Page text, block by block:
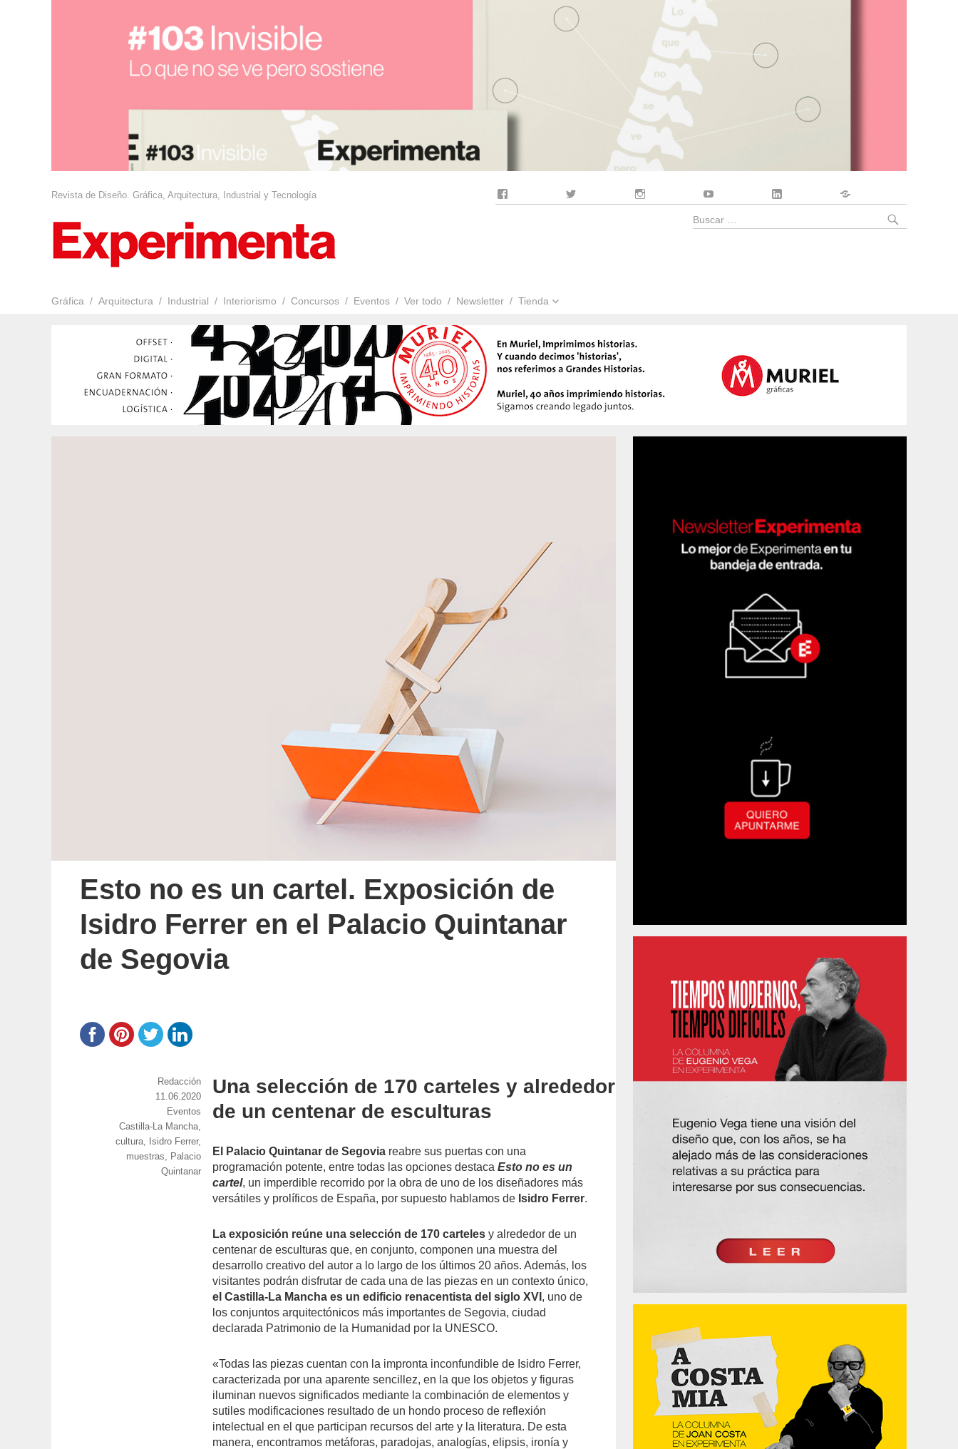
Revista de Diseño. Gráfica, Arquitectura, Industrial y Tecnología
Gráfica Arquitectura Industrial Interiorismo Concursos Eventos Ver todo Newsletter Tienda
Buscar
Esto no es un cartel. Exposición de
Isidro Ferrer en el Palacio Quintanar
de Segovia
Una selección de 170 carteles y alrededor
de un centenar de esculturas
El Palacio Quintanar de Segovia reabre sus puertas con una
programación potente, entre todas las opciones destacaEsto no es un
cartel, un imperdible recorrido por la obra de uno de los diseñadores más
versátiles y prolíficos de España, por supuesto hablamos de Isidro Ferrer.
La exposición reúne una selección de 170 carteles y alrededor de un
centenar de esculturas que, en conjunto, componen una muestra del
desarrollo creativo del autor a lo largo de los últimos 20 años. Además, los
visitantes podrán disfrutar de cada una de las piezas en un contexto único,
el Castilla-La Mancha es un edificio renacentista del siglo XVI , uno de
los conjuntos arquitectónicos más importantes de Segovia, ciudad
declarada Patrimonio de la Humanidad por la UNESCO.
«Todas las piezas cuentan con la impronta inconfundible de Isidro Ferrer,
caracterizada por una aparente sencillez, en la que los objetos y figuras
iluminan nuevos significados mediante la combinación de elementos y
sutiles modificaciones resultado de un hondo proceso de reflexión
intelectual en el que participan recursos del arte y la literatura. De esta
manera, encontramos metáforas, paradojas, analogías, elipsis, ironía y
https://www.experimenta.es/author/redaccion/
Redacción
Publicado
11.06.2020
Categorías
Eventos
Etiquetas
Castilla-La Mancha
cultura Isidro Ferrer,
muestras
Palacio
Quintanar